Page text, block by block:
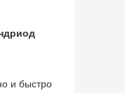
и быстро